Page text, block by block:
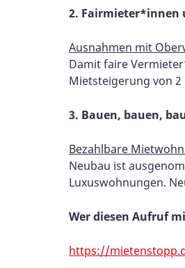
2. Fairmieter*innen
Ausnahmen mit
Damit faire
Mietsteigerung von
3. Bauen, bauen,
Bezahlbare
Neubau ist
Luxuswohnungen.
Wer diesen Aufruf
https://